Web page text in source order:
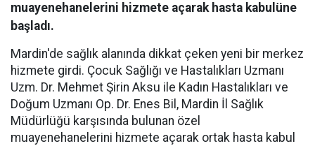
muayenehanelerini hizmete açarak hasta kabulüne
başladı.
Mardin'de sağlık alanında dikkat çeken yeni bir merkez
hizmete girdi. Çocuk Sağlığı ve Hastalıkları Uzmanı
Uzm. Dr. Mehmet Şirin Aksu ile Kadın Hastalıkları ve
Doğum Uzmanı Op. Dr. Enes Bil, Mardin İl Sağlık
Müdürlüğü karşısında bulunan özel
muayenehanelerini hizmete açarak ortak hasta kabul